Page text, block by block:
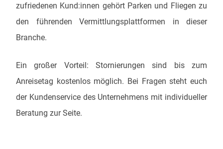
zufriedenen Kund:innen gehört Parken und Fliegen zu
den führenden Vermittlungsplattformen in dieser
Branche.
Ein großer Vorteil: Stornierungen sind bis zum
Anreisetag kostenlos möglich. Bei Fragen steht euch
der Kundenservice des Unternehmens mit individueller
Beratung zur Seite.